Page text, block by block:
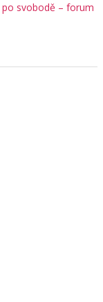
po svobodě – forum